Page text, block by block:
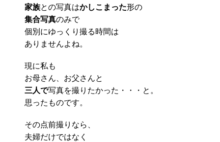
家族との写真はかしこまった形の
集合写真のみで
個別にゆっくり撮る時間は
ありませんよね。
現に私も
お母さん、お父さんと
三人で写真を撮りたかった・・・と。
思ったものです。
その点前撮りなら、
夫婦だけではなく